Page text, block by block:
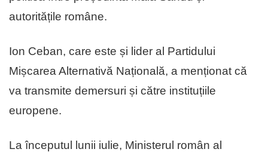
autoritățile române.
Ion Ceban, care este și lider al Partidului
Mișcarea Alternativă Națională, a menționat că
va transmite demersuri și către instituțiile
europene.
La începutul lunii iulie, Ministerul român al